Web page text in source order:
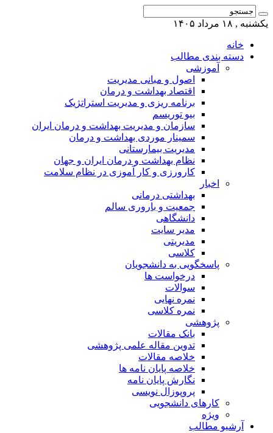
یکشنبه , ۱۸ مرداد ۱۴۰۵
خانه
دسته بندی مطالب
آموزشی
اصول و مبانی مدیریت
اقتصاد بهداشت و درمان
برنامه ریزی و مدیریت استراتژیک
بیو توریسم
سازمان و مدیریت بهداشت و درمان ایران
سمینار موردی بهداشت و درمان
مدیریت بیمارستانی
نظام بهداشت و درمان ایران و جهان
کارورزی و کار آموزی در نظام سلامت
اخبار
بهداشتی درمانی
جمعیت و باروری سالم
دانشگاهی
مدیر سایت
مدیریتی
کلاسی
پاسخگویی به دانشجویان
درخواست ها
سوالات
نمره نهایی
نمره کلاسی
پژوهشی
بانک مقالات
تدوین مقاله علمی پژوهشی
خلاصه مقالات
خلاصه پایان نامه ها
نگارش پایان نامه
پروپوزال نویسی
کارهای دانشجویی
ویژه
آرشیو مطالب